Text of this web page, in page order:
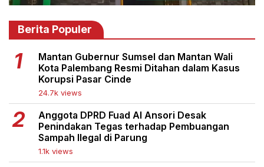
Berita Populer
Mantan Gubernur Sumsel dan Mantan Wali
Kota Palembang Resmi Ditahan dalam Kasus
Korupsi Pasar Cinde
24.7k views
Anggota DPRD Fuad Al Ansori Desak
Penindakan Tegas terhadap Pembuangan
Sampah Ilegal di Parung
1.1k views